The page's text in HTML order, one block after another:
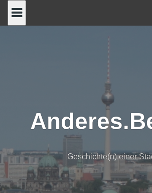
Geschichte(n) einer